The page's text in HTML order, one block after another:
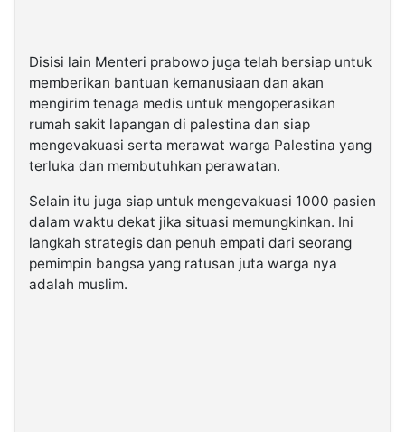
Disisi lain Menteri prabowo juga telah bersiap untuk
memberikan bantuan kemanusiaan dan akan
mengirim tenaga medis untuk mengoperasikan
rumah sakit lapangan di palestina dan siap
mengevakuasi serta merawat warga Palestina yang
terluka dan membutuhkan perawatan.
Selain itu juga siap untuk mengevakuasi 1000 pasien
dalam waktu dekat jika situasi memungkinkan. Ini
langkah strategis dan penuh empati dari seorang
pemimpin bangsa yang ratusan juta warga nya
adalah muslim.